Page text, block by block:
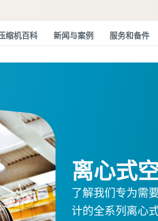
缩机百科 新闻与案例 服务和备件
离心式
了解我们专为需
计的全系列离心